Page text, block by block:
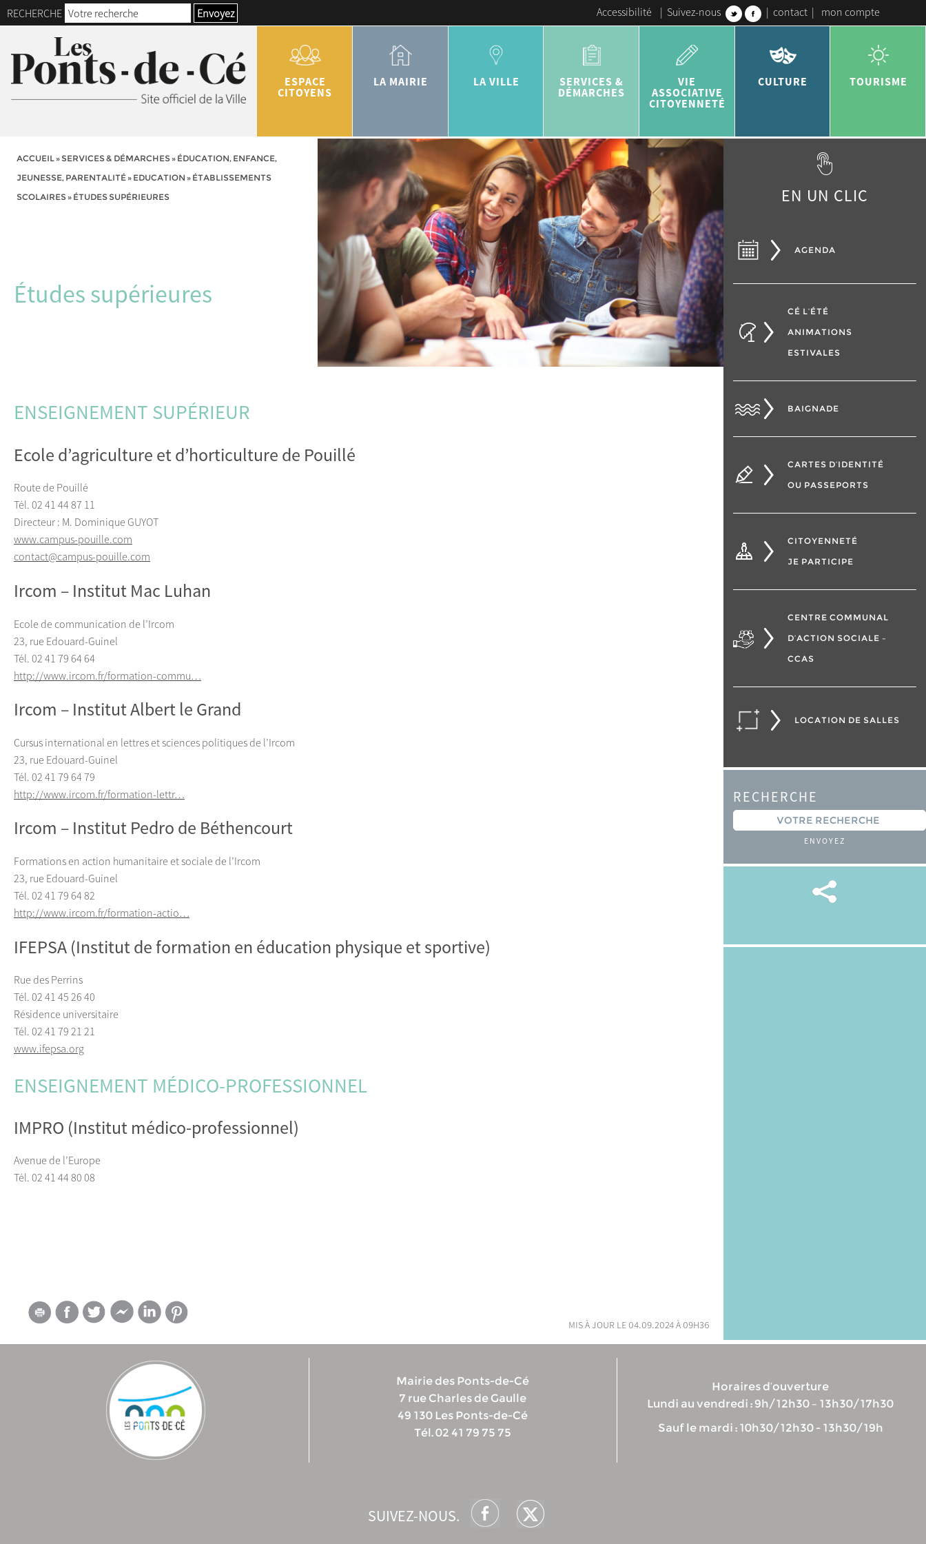
RECHERCHE Envoyez Accessibilité | Suivez-nous | contact | mon compte
ESPACE
CITOYENS
LA MAIRIE LA VILLE
SERVICES &
DÉMARCHES
VIE
ASSOCIATIVE
CITOYENNETÉ
CULTURE TOURISME
ACCUEIL» SERVICES & DÉMARCHES» ÉDUCATION, ENFANCE,
JEUNESSE, PARENTALITÉ» EDUCATION » ÉTABLISSEMENTS
SCOLAIRES» ÉTUDES SUPÉRIEURES
Études supérieures
ENSEIGNEMENT SUPÉRIEUR
Ecole d’agriculture et d’horticulture de Pouillé
Route de Pouillé
Tél. 02 41 44 87 11
Directeur : M. Dominique GUYOT
www.campus-pouille.com
contact@campus-pouille.com
Ircom – Institut Mac Luhan
Ecole de communication de l’Ircom
23, rue Edouard-Guinel
Tél. 02 41 79 64 64
http://www.ircom.fr/formation-commu…
Ircom – Institut Albert le Grand
Cursus international en lettres et sciences politiques de l’Ircom
23, rue Edouard-Guinel
Tél. 02 41 79 64 79
http://www.ircom.fr/formation-lettr…
Ircom – Institut Pedro de Béthencourt
Formations en action humanitaire et sociale de l’Ircom
23, rue Edouard-Guinel
Tél. 02 41 79 64 82
http://www.ircom.fr/formation-actio…
IFEPSA (Institut de formation en éducation physique et sportive)
Rue des Perrins
Tél. 02 41 45 26 40
Résidence universitaire
Tél. 02 41 79 21 21
www.ifepsa.org
ENSEIGNEMENT MÉDICO-PROFESSIONNEL
IMPRO (Institut médico-professionnel)
Avenue de l’Europe
Tél. 02 41 44 80 08
mis à jour le 04.09.2024 à 09h36
EN UN CLIC
AGENDA
CÉ L’ÉTÉ
ANIMATIONS
ESTIVALES
BAIGNADE
CARTES D’IDENTITÉ
OU PASSEPORTS
CITOYENNETÉ
JE PARTICIPE
CENTRE COMMUNAL
D’ACTION SOCIALE –
CCAS
LOCATION DE SALLES
RECHERCHE
ENVOYEZ
Mairie des Ponts-de-Cé
7 rue Charles de Gaulle
49 130 Les Ponts-de-Cé
Tél. 02 41 79 75 75
Horaires d’ouverture
Lundi au vendredi : 9h/12h30 – 13h30/17h30
Sauf le mardi : 10h30/12h30 - 13h30/19h
SUIVEZ-NOUS.